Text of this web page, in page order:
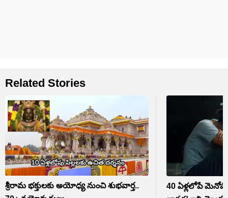
Related Stories
శ్రీరామ భక్తులకు అయోధ్య నుంచి శుభవార్త..
40 ఏళ్లలోపే